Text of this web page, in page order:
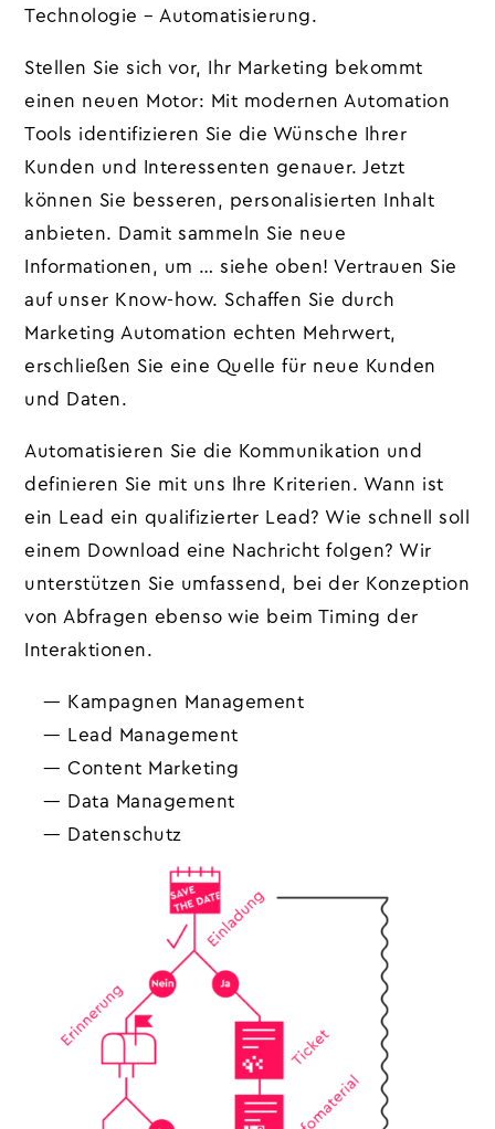
Technologie – Automatisierung.
Stellen Sie sich vor, Ihr Marketing bekommt
einen neuen Motor: Mit modernen Automation
Tools identifizieren Sie die Wünsche Ihrer
Kunden und Interessenten genauer. Jetzt
können Sie besseren, personalisierten Inhalt
anbieten. Damit sammeln Sie neue
Informationen, um … siehe oben! Vertrauen Sie
auf unser Know-how. Schaffen Sie durch
Marketing Automation echten Mehrwert,
erschließen Sie eine Quelle für neue Kunden
und Daten.
Automatisieren Sie die Kommunikation und
definieren Sie mit uns Ihre Kriterien. Wann ist
ein Lead ein qualifizierter Lead? Wie schnell soll
einem Download eine Nachricht folgen? Wir
unterstützen Sie umfassend, bei der Konzeption
von Abfragen ebenso wie beim Timing der
Interaktionen.
–– Kampagnen Management
–– Lead Management
–– Content Marketing
–– Data Management
–– Datenschutz